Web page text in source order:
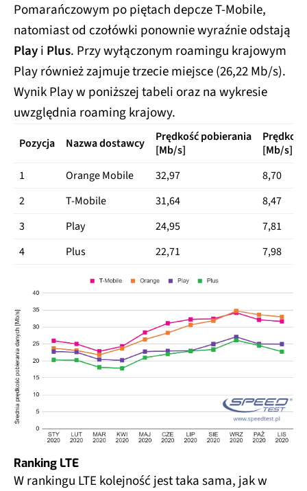
Pomarańczowym po piętach depcze T-Mobile,
natomiast od czołówki ponownie wyraźnie odstają
Playi Plus. Przy wyłączonym roamingu krajowym
Play również zajmuje trzecie miejsce (26,22 Mb/s).
Wynik Play w poniższej tabeli oraz na wykresie
uwzględnia roaming krajowy.
Pozycja Nazwa dostawcy
Prędkość pobierania
[Mb/s]
[Mb/s]
1
Orange Mobile 32,97
8,70
2
T-Mobile 31,64
8,47
3
Play 24,95
7,81
4
Plus 22,71 7,98
Ranking LTE
W rankingu LTE kolejność jest taka sama, jak w